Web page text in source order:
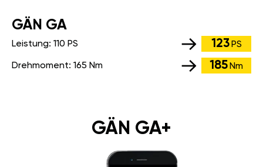
GÄN GA
Leistung: 110 PS 123 PS
Drehmoment: 165 Nm 185 Nm
GÄN GA+